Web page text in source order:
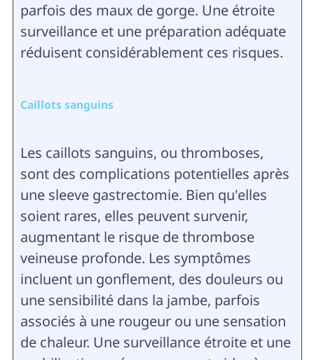
parfois des maux de gorge. Une étroite
surveillance et une préparation adéquate
réduisent considérablement ces risques.
Caillots sanguins
Les caillots sanguins, ou thromboses,
sont des complications potentielles après
une sleeve gastrectomie. Bien qu'elles
soient rares, elles peuvent survenir,
augmentant le risque de thrombose
veineuse profonde. Les symptômes
incluent un gonflement, des douleurs ou
une sensibilité dans la jambe, parfois
associés à une rougeur ou une sensation
de chaleur. Une surveillance étroite et une